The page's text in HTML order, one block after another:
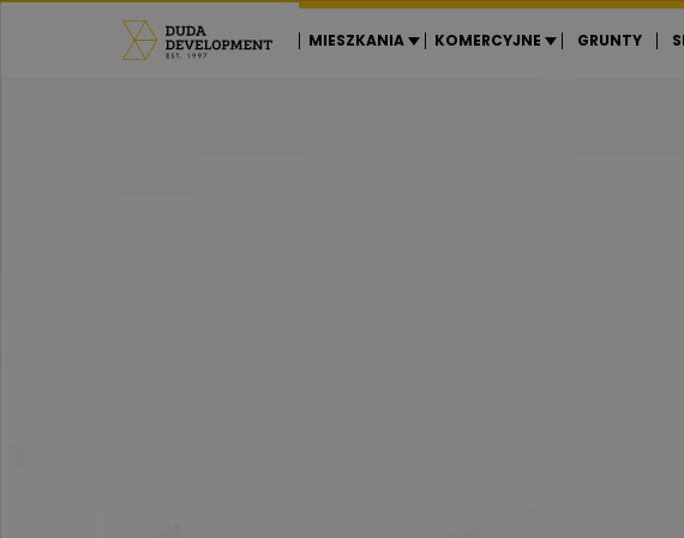
MIESZKANIA KOMERCYJNE GRUNTY